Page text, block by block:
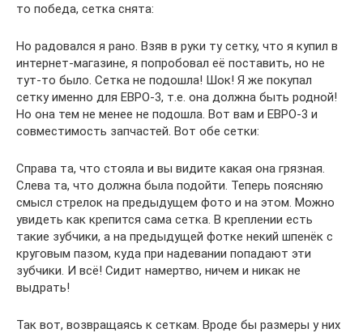
то победа, сетка снята:
Но радовался я рано. Взяв в руки ту сетку, что я купил в
интернет-магазине, я попробовал её поставить, но не
тут-то было. Сетка не подошла! Шок! Я же покупал
сетку именно для ЕВРО-3, т.е. она должна быть родной!
Но она тем не менее не подошла. Вот вам и ЕВРО-3 и
совместимость запчастей. Вот обе сетки:
Справа та, что стояла и вы видите какая она грязная.
Слева та, что должна была подойти. Теперь поясняю
смысл стрелок на предыдущем фото и на этом. Можно
увидеть как крепится сама сетка. В креплении есть
такие зубчики, а на предыдущей фотке некий шпенёк с
круговым пазом, куда при надевании попадают эти
зубчики. И всё! Сидит намертво, ничем и никак не
выдрать!
Так вот, возвращаясь к сеткам. Вроде бы размеры у них